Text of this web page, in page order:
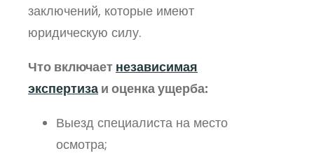
заключений, которые имеют
юридическую силу.
Что включает независимая
экспертиза и оценка ущерба:
Выезд специалиста на место
осмотра;